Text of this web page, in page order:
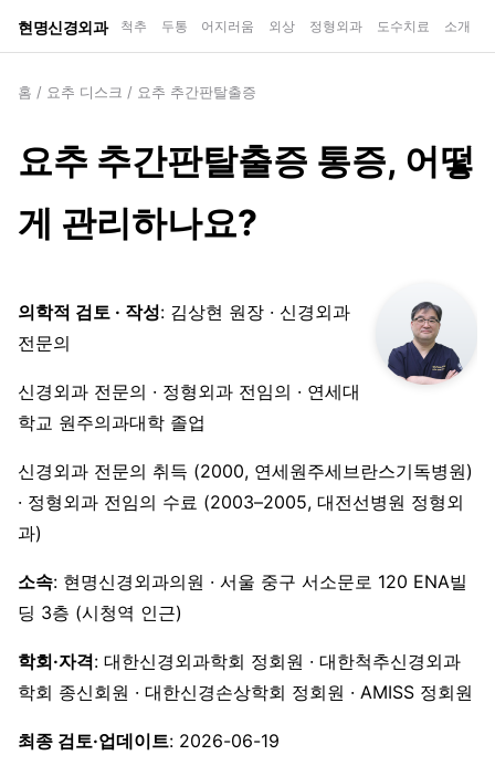
현명신경외과 척추 두통 어지러움 외상 정형외과 도수치료 소개
홈 / 요추 디스크 / 요추 추간판탈출증
요추 추간판탈출증 통증, 어떻
게 관리하나요?
의학적 검토 · 작성: 김상현 원장 · 신경외과
전문의
신경외과 전문의 · 정형외과 전임의 · 연세대
학교 원주의과대학 졸업
신경외과 전문의 취득 (2000, 연세원주세브란스기독병원)
· 정형외과 전임의 수료 (2003–2005, 대전선병원 정형외
과)
소속: 현명신경외과의원 · 서울 중구 서소문로 120 ENA빌
딩 3층 (시청역 인근)
학회·자격: 대한신경외과학회 정회원 · 대한척추신경외과
학회 종신회원 · 대한신경손상학회 정회원 · AMISS 정회원
최종 검토·업데이트: 2026-06-19